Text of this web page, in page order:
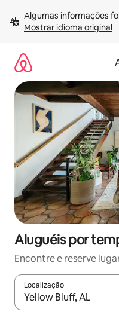
para
Mostrar idioma original
Aluguéis por
Encontre e reserve
Localização
Quando os resultados